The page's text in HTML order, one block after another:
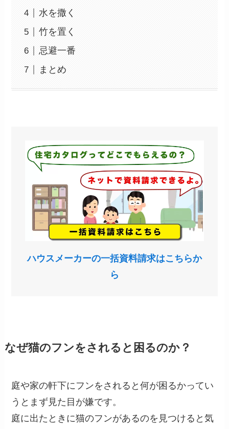
水を撒く
竹を置く
忌避一番
まとめ
ハウスメーカーの一括資料請求はこちらか
ら
なぜ猫のフンをされると困るのか？
庭や家の軒下にフンをされると何が困るかってい
うとまず見た目が嫌です。
庭に出たときに猫のフンがあるのを見つけると気